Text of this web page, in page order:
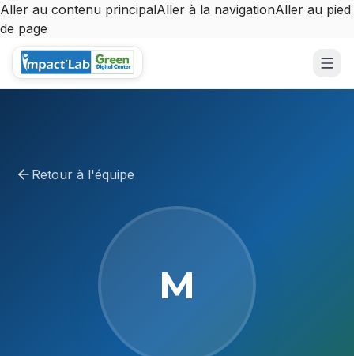
Aller au contenu principalAller à la navigationAller au pied
de page
Aller au contenu principal
Retour à l'équipe
M